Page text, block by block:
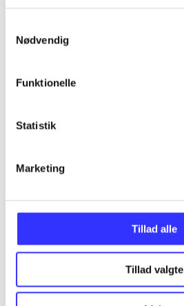
Nødvendig
Funktionelle
Statistik
Marketing
Tillad alle
Tillad valgte
Minder om